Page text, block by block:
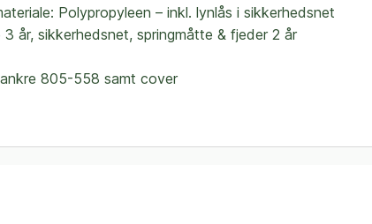
Polypropyleen – inkl. lynlås i sikkerhedsnet
år, sikkerhedsnet, springmåtte & fjeder 2 år
805-558 samt cover